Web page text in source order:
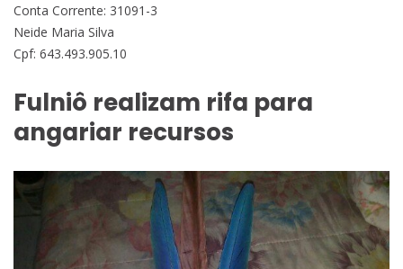
Conta Corrente: 31091-3
Neide Maria Silva
Cpf: 643.493.905.10
Fulniô realizam rifa para
angariar recursos